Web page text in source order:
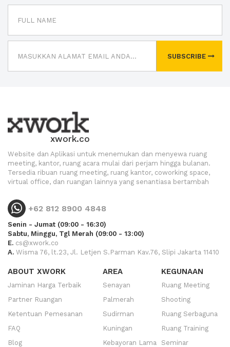
SUBSCRIBE
xwork.co
Website dan Aplikasi untuk menemukan dan menyewa ruang
meeting, kantor, ruang acara mulai dari perjam hingga bulanan.
Tersedia ribuan ruang meeting, ruang kantor, coworking space,
virtual office, dan ruangan lainnya yang senantiasa bertambah
+62 812 8900 4848
Senin - Jumat (09:00 - 16:30)
Sabtu, Minggu, Tgl Merah (09:00 - 13:00)
E. cs@xwork.co
A. Wisma 76, lt.23, Jl. Letjen S.Parman Kav.76, Slipi Jakarta 11410
ABOUT XWORK
Jaminan Harga Terbaik
Partner Ruangan
Ketentuan Pemesanan
FAQ
Blog
AREA
Senayan
Palmerah
Sudirman
Kuningan
Kebayoran Lama
KEGUNAAN
Ruang Meeting
Shooting
Ruang Serbaguna
Ruang Training
Seminar